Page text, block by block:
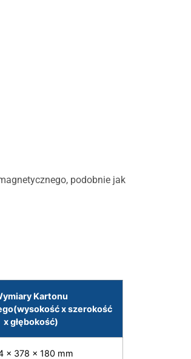
podobnie jak
Kartonu
x szerokość
x głębokość)
x 378 x 180 mm